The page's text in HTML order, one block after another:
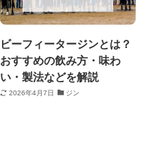
ビーフィータージンとは？
おすすめの飲み方・味わ
い・製法などを解説
2026年4月7日 ジン